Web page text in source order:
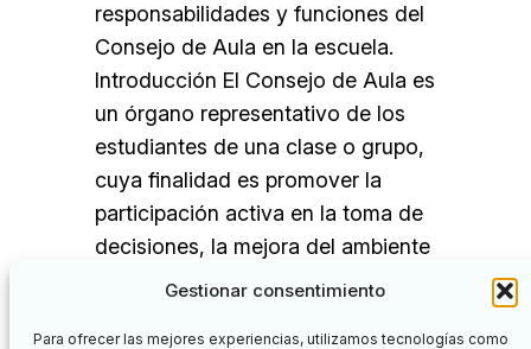
Gestionar consentimiento
Para ofrecer las mejores experiencias, utilizamos tecnologías como
responsabilidades y funciones del
Consejo de Aula en la escuela.
Introducción El Consejo de Aula es
un órgano representativo de los
estudiantes de una clase o grupo,
cuya finalidad es promover la
participación activa en la toma de
decisiones, la mejora del ambiente
educativo y el desarrollo de